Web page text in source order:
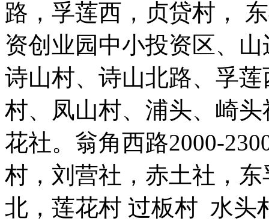
路，孚莲西，贞贷村，
资创业园中小投资区、
诗山村、诗山北路、孚
村、凤山村、浦头、崎
花社。翁角西路2000-
村，刘营社，赤土社，
北，莲花村 过板村 水头